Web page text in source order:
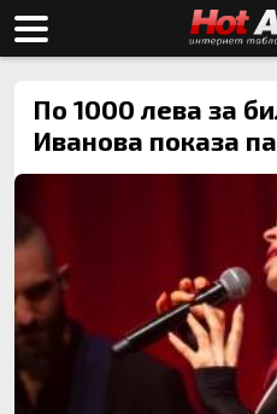
По 1000 лева за
Иванова показа